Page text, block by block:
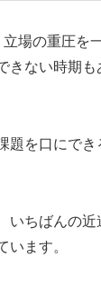
場の重圧を
きない時期
題を口にでき
いちばんの
います。